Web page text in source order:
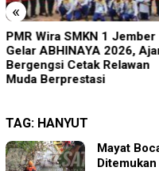
«
Imigrasi Ponorogo Deportasi
Satu WN Tiongkok
Salahgunakan Ijin Tinggal
TAG: HANYUT
Mayat